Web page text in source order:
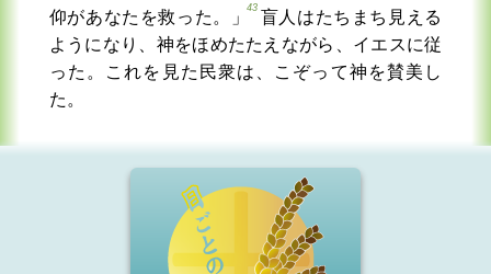
仰があなたを救った。」
43
盲人はたちまち見える
ようになり、神をほめたたえながら、イエスに従
った。これを見た民衆は、こぞって神を賛美し
た。